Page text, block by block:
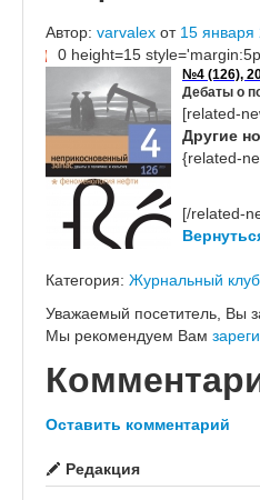
Автор: varvalex от 15 января
0 height=15
№4 (126),
Дебаты о
[related-
Другие
{related-
[/related-
Категория: Журнальный
Уважаемый посетитель, Вы
Мы рекомендуем Вам
Оставить комментарий
Редакция